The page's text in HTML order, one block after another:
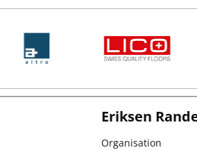
Eriksen
Organisation